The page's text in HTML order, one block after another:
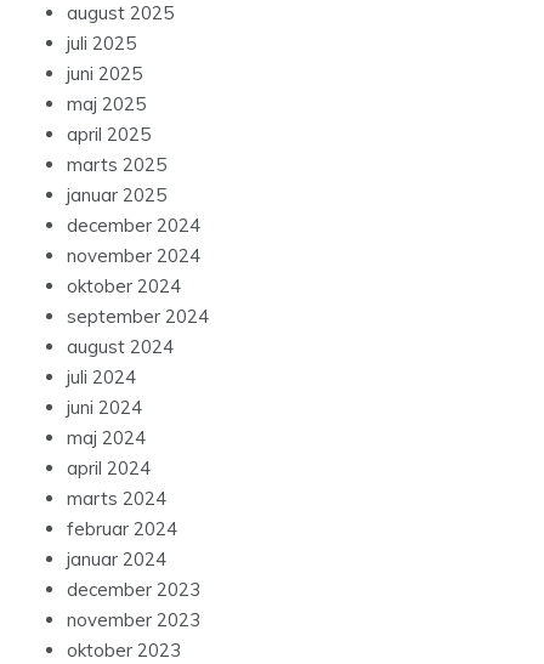
august 2025
juli 2025
juni 2025
maj 2025
april 2025
marts 2025
januar 2025
december 2024
november 2024
oktober 2024
september 2024
august 2024
juli 2024
juni 2024
maj 2024
april 2024
marts 2024
februar 2024
januar 2024
december 2023
november 2023
oktober 2023